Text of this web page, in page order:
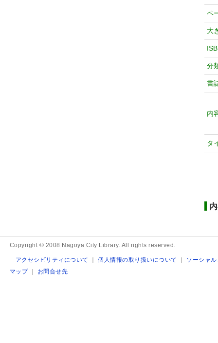
ペ
大
分
書
内
タ
Copyright © 2008 Nagoya City Library. All rights reserved.
アクセシビリティについて ｜個人情報の取り扱いについて ｜ ソーシャ
マップ｜ お問合せ先